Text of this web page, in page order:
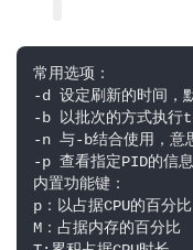
常用选项：
-d 设定刷新的时间，
-b 以批次的方式执行
-n 与-b结合使用，意
-p 查看指定PID的信
内置功能键：
p：以占据CPU的百分比
M：占据内存的百分比